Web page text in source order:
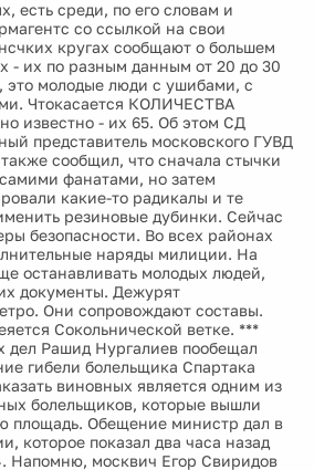
есть среди, по его словам и
со ссылкой на свои
кругах сообщают о большем
- их по разным данным от 20 до 30
это молодые люди с ушибами, с
Чтокасается КОЛИЧЕСТВА
известно - их 65. Об этом СД
представитель московского ГУВД
сообщил, что сначала стычки
фанатами, но затем
какие-то радикалы и те
резиновые дубинки. Сейчас
безопасности. Во всех районах
наряды милиции. На
останавливать молодых людей,
документы. Дежурят
Они сопровождают составы.
Сокольнической ветке. ***
дел Рашид Нургалиев пообещал
гибели болельщика Спартака
виновных является одним из
болельщиков, которые вышли
площадь. Обещение министр дал в
которое показал два часа назад
Напомню, москвич Егор Свиридов